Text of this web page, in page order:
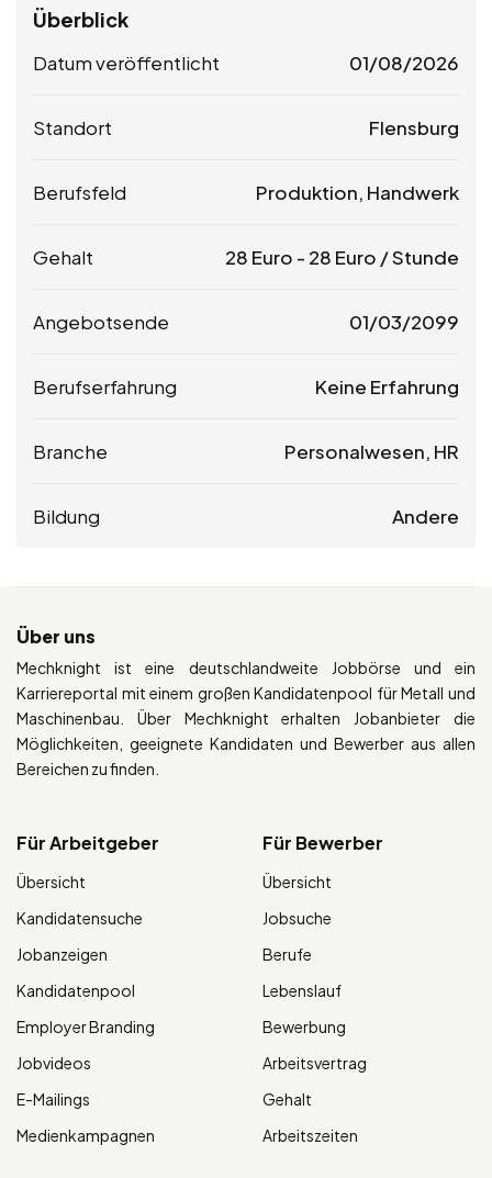
Überblick
Datum veröffentlicht 01/08/2026
Standort Flensburg
Berufsfeld Produktion, Handwerk
Gehalt 28 Euro - 28 Euro / Stunde
Angebotsende 01/03/2099
Berufserfahrung Keine Erfahrung
Branche Personalwesen, HR
Bildung Andere
Über uns
Mechknight ist eine deutschlandweite Jobbörse und ein
Karriereportal mit einem großen Kandidatenpool für Metall und
Maschinenbau. Über Mechknight erhalten Jobanbieter die
Möglichkeiten, geeignete Kandidaten und Bewerber aus allen
Bereichen zu finden.
Für Arbeitgeber
Übersicht
Kandidatensuche
Jobanzeigen
Kandidatenpool
Employer Branding
Jobvideos
E-Mailings
Medienkampagnen
Für Bewerber
Übersicht
Jobsuche
Berufe
Lebenslauf
Bewerbung
Arbeitsvertrag
Gehalt
Arbeitszeiten